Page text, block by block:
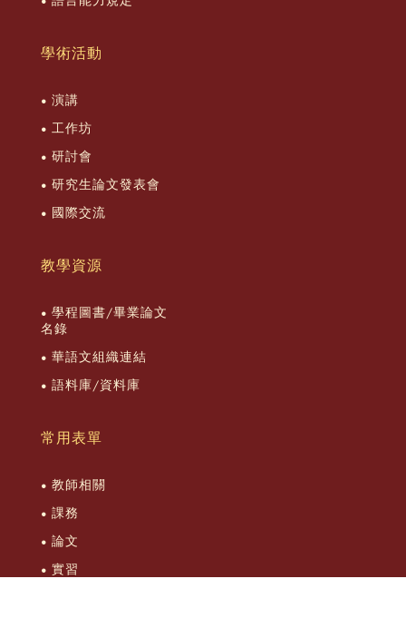
學術活動
演講
工作坊
研討會
研究生論文發表會
國際交流
教學資源
學程圖書/畢業論文
名錄
華語文組織連結
語料庫/資料庫
常用表單
教師相關
課務
論文
實習